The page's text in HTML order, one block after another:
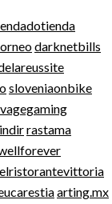
darknetbills
sloveniaonbike
rastama
arting.mx